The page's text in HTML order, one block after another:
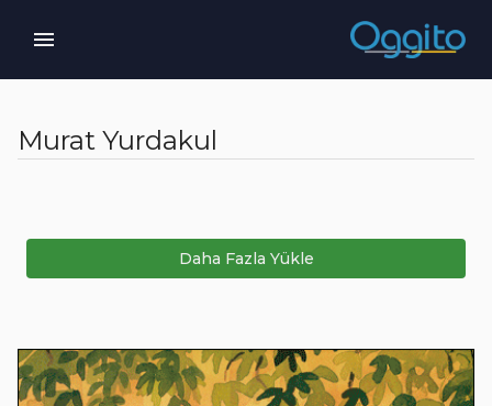
Murat Yurdakul
Daha Fazla Yükle